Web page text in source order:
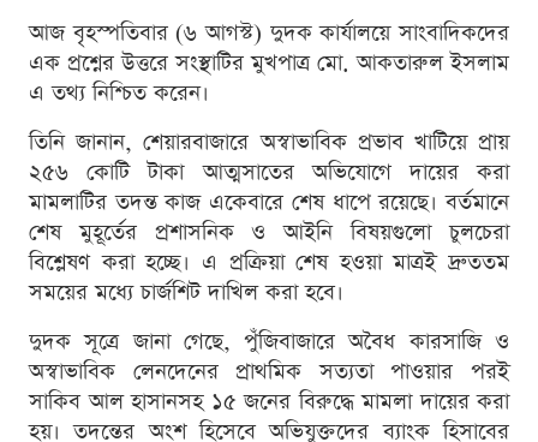
আজ বৃহস্পতিবার (৬ আগস্ট) দুদক কার্যালয়ে সাংবাদিকদের
এক প্রশ্নের উত্তরে সংস্থাটির মুখপাত্র মো. আকতারুল ইসলাম
এ তথ্য নিশ্চিত করেন।
তিনি জানান, শেয়ারবাজারে অস্বাভাবিক প্রভাব খাটিয়ে প্রায়
২৫৬ কোটি টাকা আত্মসাতের অভিযোগে দায়ের করা
মামলাটির তদন্ত কাজ একেবারে শেষ ধাপে রয়েছে। বর্তমানে
শেষ মুহূর্তের প্রশাসনিক ও আইনি বিষয়গুলো চুলচেরা
বিশ্লেষণ করা হচ্ছে। এ প্রক্রিয়া শেষ হওয়া মাত্রই দ্রুততম
সময়ের মধ্যে চার্জশিট দাখিল করা হবে।
দুদক সূত্রে জানা গেছে, পুঁজিবাজারে অবৈধ কারসাজি ও
অস্বাভাবিক লেনদেনের প্রাথমিক সত্যতা পাওয়ার পরই
সাকিব আল হাসানসহ ১৫ জনের বিরুদ্ধে মামলা দায়ের করা
হয়। তদন্তের অংশ হিসেবে অভিযুক্তদের ব্যাংক হিসাবের